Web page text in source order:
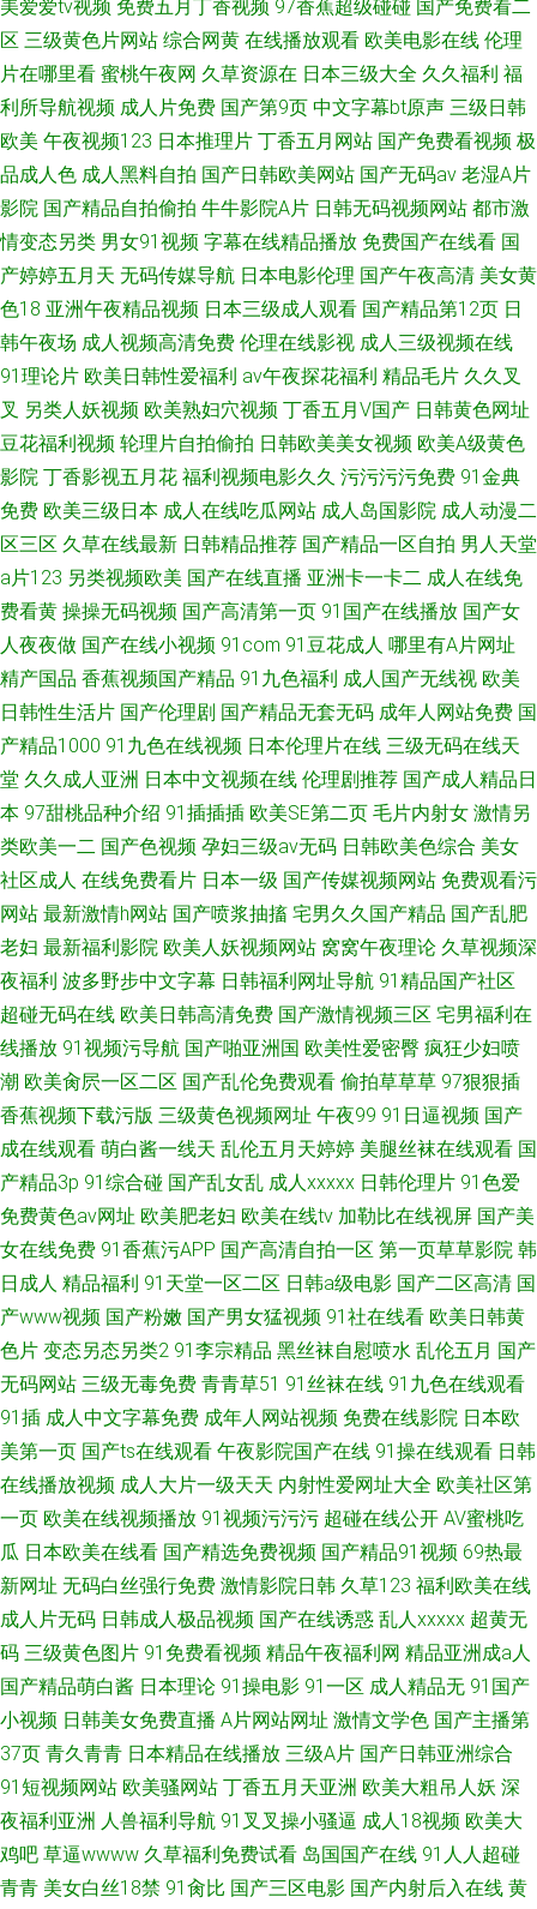
美爱爱tv视频 免费五月丁香视频 97香蕉超级碰碰 国产免费看二
区 三级黄色片网站 综合网黄 在线播放观看 欧美电影在线 伦理
片在哪里看 蜜桃午夜网 久草资源在 日本三级大全 久久福利 福
利所导航视频 成人片免费 国产第9页 中文字幕bt原声 三级日韩
欧美 午夜视频123 日本推理片 丁香五月网站 国产免费看视频 极
品成人色 成人黑料自拍 国产日韩欧美网站 国产无码av 老湿A片
影院 国产精品自拍偷拍 牛牛影院A片 日韩无码视频网站 都市激
情变态另类 男女91视频 字幕在线精品播放 免费国产在线看 国
产婷婷五月天 无码传媒导航 日本电影伦理 国产午夜高清 美女黄
色18 亚洲午夜精品视频 日本三级成人观看 国产精品第12页 日
韩午夜场 成人视频高清免费 伦理在线影视 成人三级视频在线
91理论片 欧美日韩性爱福利 av午夜探花福利 精品毛片 久久叉
叉 另类人妖视频 欧美熟妇穴视频 丁香五月V国产 日韩黄色网址
豆花福利视频 轮理片自拍偷拍 日韩欧美美女视频 欧美A级黄色
影院 丁香影视五月花 福利视频电影久久 污污污污免费 91金典
免费 欧美三级日本 成人在线吃瓜网站 成人岛国影院 成人动漫二
区三区 久草在线最新 日韩精品推荐 国产精品一区自拍 男人天堂
a片123 另类视频欧美 国产在线直播 亚洲卡一卡二 成人在线免
费看黄 操操无码视频 国产高清第一页 91国产在线播放 国产女
人夜夜做 国产在线小视频 91com 91豆花成人 哪里有A片网址
精产国品 香蕉视频国产精品 91九色福利 成人国产无线视 欧美
日韩性生活片 国产伦理剧 国产精品无套无码 成年人网站免费 国
产精品1000 91九色在线视频 日本伦理片在线 三级无码在线天
堂 久久成人亚洲 日本中文视频在线 伦理剧推荐 国产成人精品日
本 97甜桃品种介绍 91插插插 欧美SE第二页 毛片内射女 激情另
类欧美一二 国产色视频 孕妇三级av无码 日韩欧美色综合 美女
社区成人 在线免费看片 日本一级 国产传媒视频网站 免费观看污
网站 最新激情h网站 国产喷浆抽搐 宅男久久国产精品 国产乱肥
老妇 最新福利影院 欧美人妖视频网站 窝窝午夜理论 久草视频深
夜福利 波多野步中文字幕 日韩福利网址导航 91精品国产社区
超碰无码在线 欧美日韩高清免费 国产激情视频三区 宅男福利在
线播放 91视频污导航 国产啪亚洲国 欧美性爱密臀 疯狂少妇喷
潮 欧美肏屄一区二区 国产乱伦免费观看 偷拍草草草 97狠狠插
香蕉视频下载污版 三级黄色视频网址 午夜99 91日逼视频 国产
成在线观看 萌白酱一线天 乱伦五月天婷婷 美腿丝袜在线观看 国
产精品3p 91综合碰 国产乱女乱 成人xxxxx 日韩伦理片 91色爱
免费黄色av网址 欧美肥老妇 欧美在线tv 加勒比在线视屏 国产美
女在线免费 91香蕉污APP 国产高清自拍一区 第一页草草影院 韩
日成人 精品福利 91天堂一区二区 日韩a级电影 国产二区高清 国
产www视频 国产粉嫩 国产男女猛视频 91社在线看 欧美日韩黄
色片 变态另态另类2 91李宗精品 黑丝袜自慰喷水 乱伦五月 国产
无码网站 三级无毒免费 青青草51 91丝袜在线 91九色在线观看
91插 成人中文字幕免费 成年人网站视频 免费在线影院 日本欧
美第一页 国产ts在线观看 午夜影院国产在线 91操在线观看 日韩
在线播放视频 成人大片一级天天 内射性爱网址大全 欧美社区第
一页 欧美在线视频播放 91视频污污污 超碰在线公开 AV蜜桃吃
瓜 日本欧美在线看 国产精选免费视频 国产精品91视频 69热最
新网址 无码白丝强行免费 激情影院日韩 久草123 福利欧美在线
成人片无码 日韩成人极品视频 国产在线诱惑 乱人xxxxx 超黄无
码 三级黄色图片 91免费看视频 精品午夜福利网 精品亚洲成a人
国产精品萌白酱 日本理论 91操电影 91一区 成人精品无 91国产
小视频 日韩美女免费直播 A片网站网址 激情文学色 国产主播第
37页 青久青青 日本精品在线播放 三级A片 国产日韩亚洲综合
91短视频网站 欧美骚网站 丁香五月天亚洲 欧美大粗吊人妖 深
夜福利亚洲 人兽福利导航 91叉叉操小骚逼 成人18视频 欧美大
鸡吧 草逼wwww 久草福利免费试看 岛国国产在线 91人人超碰
青青 美女白丝18禁 91肏比 国产三区电影 国产内射后入在线 黄